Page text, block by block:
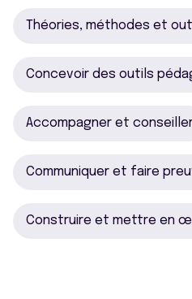
Théories, méthodes et
Concevoir des outils
Accompagner et
Communiquer et faire
Construire et mettre en